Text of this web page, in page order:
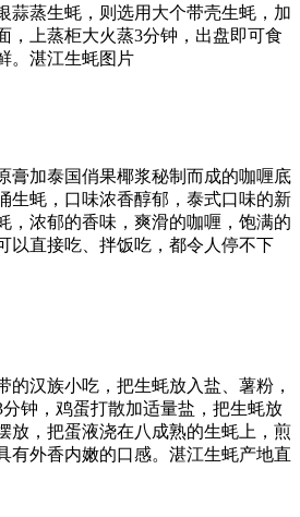
蒜蒸生蚝，则选用大个带壳生蚝，加
，上蒸柜大火蒸3分钟，出盘即可食
。湛江生蚝图片
膏加泰国俏果椰浆秘制而成的咖喱底
生蚝，口味浓香醇郁，泰式口味的新
，浓郁的香味，爽滑的咖喱，饱满的
以直接吃、拌饭吃，都令人停不下
的汉族小吃，把生蚝放入盐、薯粉，
钟，鸡蛋打散加适量盐，把生蚝放
放，把蛋液浇在八成熟的生蚝上，煎
有外香内嫩的口感。湛江生蚝产地直